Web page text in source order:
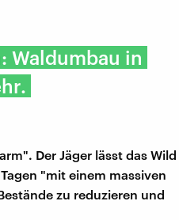
Waldumbau in
Der Jäger lässt das Wild
"mit einem massiven
zu reduzieren und